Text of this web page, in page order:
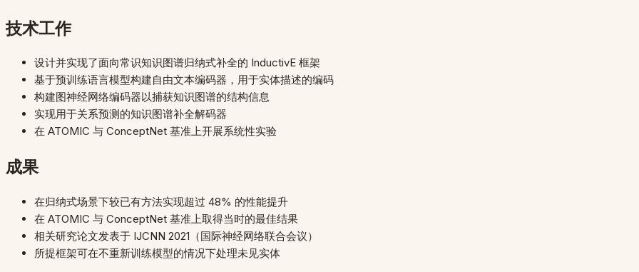
技术工作
设计并实现了面向常识知识图谱归纳式补全的 InductivE 框架
基于预训练语言模型构建自由文本编码器，用于实体描述的编码
构建图神经网络编码器以捕获知识图谱的结构信息
实现用于关系预测的知识图谱补全解码器
在 ATOMIC 与 ConceptNet 基准上开展系统性实验
成果
在归纳式场景下较已有方法实现超过 48% 的性能提升
在 ATOMIC 与 ConceptNet 基准上取得当时的最佳结果
相关研究论文发表于 IJCNN 2021（国际神经网络联合会议）
所提框架可在不重新训练模型的情况下处理未见实体